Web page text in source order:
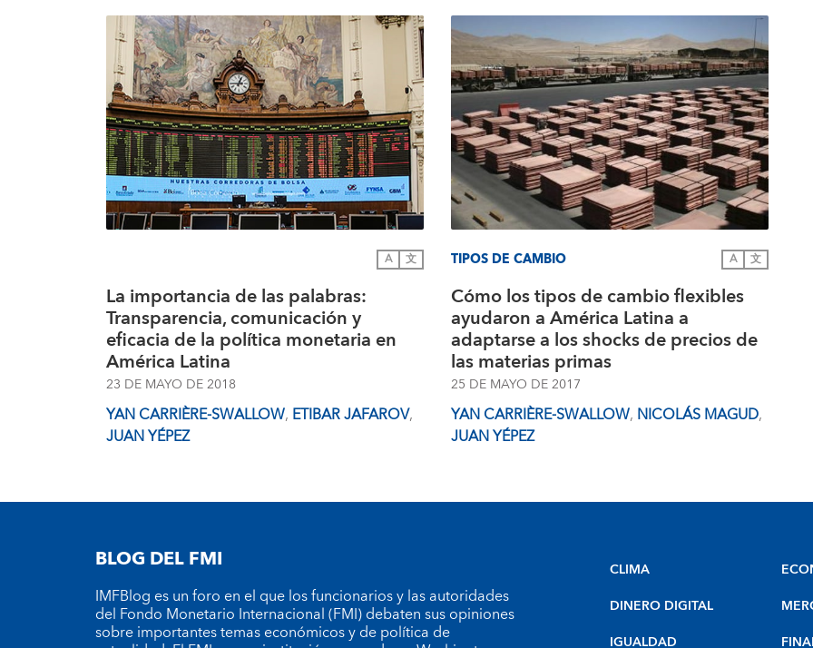
A 文
La importancia de las palabras:
Transparencia, comunicación y
eficacia de la política monetaria en
América Latina
23 DE MAYO DE 2018
YAN CARRIÈRE-SWALLOW, ETIBAR JAFAROV,
JUAN YÉPEZ
TIPOS DE CAMBIO A 文
Cómo los tipos de cambio flexibles
ayudaron a América Latina a
adaptarse a los shocks de precios de
las materias primas
25 DE MAYO DE 2017
YAN CARRIÈRE-SWALLOW, NICOLÁS MAGUD,
JUAN YÉPEZ
BLOG DEL FMI
IMFBlog es un foro en el que los funcionarios y las autoridades
del Fondo Monetario Internacional (FMI) debaten sus opiniones
sobre importantes temas económicos y de política de
CLIMA
DINERO DIGITAL
IGUALDAD